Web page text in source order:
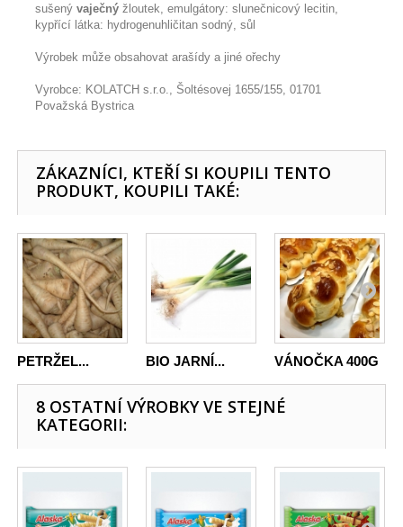
sušenývaječný žloutek, emulgátory: slunečnicový lecitin,
kypřící látka: hydrogenuhličitan sodný, sůl
Výrobek může obsahovat arašídy a jiné ořechy
Vyrobce: KOLATCH s.r.o., Šoltésovej 1655/155, 01701
Považská Bystrica
ZÁKAZNÍCI, KTEŘÍ SI KOUPILI TENTO
PRODUKT, KOUPILI TAKÉ:
PETRŽEL... BIO JARNÍ... VÁNOČKA 400G
8 OSTATNÍ VÝROBKY VE STEJNÉ
KATEGORII: